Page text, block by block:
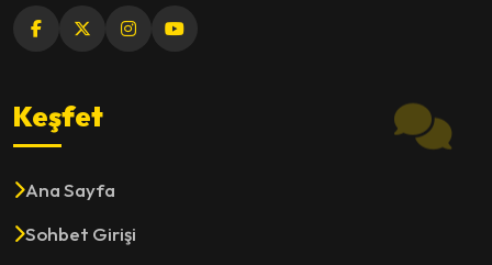
Keşfet
Ana Sayfa
Sohbet Girişi